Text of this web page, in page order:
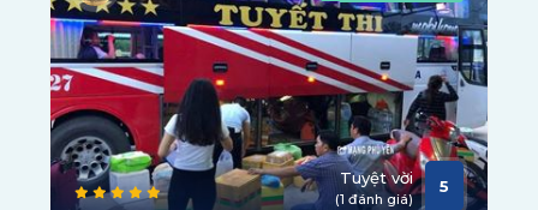
Tuyệt vời
(1 đánh giá)
5